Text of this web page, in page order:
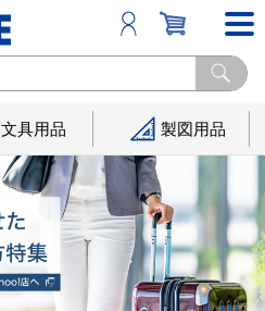
文具用品 製図用品